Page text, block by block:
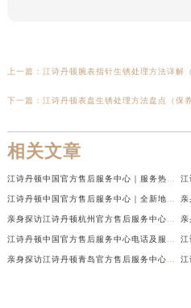
上一篇： 江诗丹顿腕表指针生锈处理方法详解
下一篇： 江诗丹顿表盘生锈处理方法盘点（保
相关文章
江诗丹顿中国官方售后服务中心｜服务热线及全部维修地址权威信息通告（2026年7月最新）
江诗丹顿中国官方售后服务中心｜全新地址及售后电话权威信息通告（2026年7月最新）
亲身探访江诗丹顿杭州官方售后服务中心｜全部网点地址电话（2026年7月最新）
江诗丹顿中国官方售后服务中心电话及服务网点地址实地考察报告_多信源验证（2026年7月最新）
亲身探访江诗丹顿青岛官方售后服务中心｜全新服务热线及门店地址（2026年7月最新）